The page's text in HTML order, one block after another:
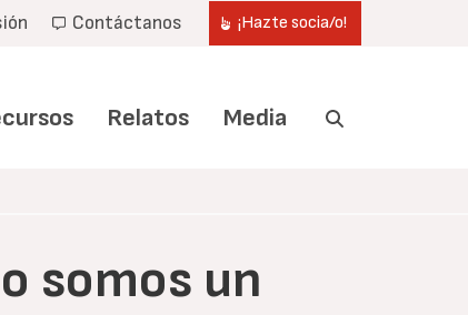
Contáctanos ¡Hazte socia/o!
Relatos Media
somos un